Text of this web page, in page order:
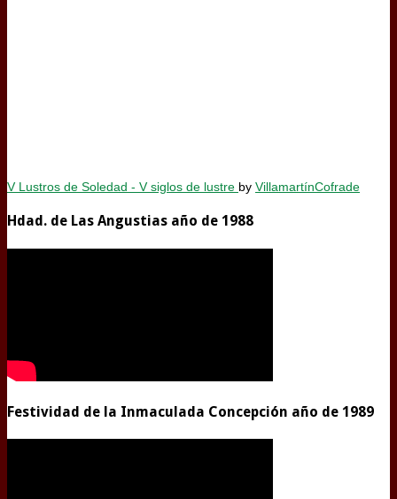
V Lustros de Soledad - V siglos de lustre by VillamartínCofrade
Hdad. de Las Angustias año de 1988
Festividad de la Inmaculada Concepción año de 1989